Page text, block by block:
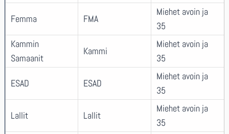
Femma FMA
Miehet avoin ja
35
Kammin
Samaanit
Kammi
Miehet avoin ja
35
ESAD ESAD
Miehet avoin ja
35
Lallit Lallit
Miehet avoin ja
35